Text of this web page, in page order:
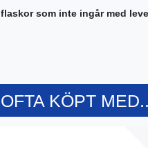
flaskor som inte ingår med
OFTA KÖPT